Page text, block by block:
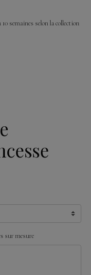
semaines selon la collection
sur mesure